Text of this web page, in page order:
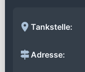
Tankstelle:
Adresse: